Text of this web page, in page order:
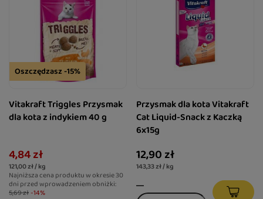
Oszczędzasz -15%
Vitakraft Triggles Przysmak
dla kota z indykiem 40 g
4,84 zł
121,00 zł / kg
Najniższa cena produktu w okresie 30
dni przed wprowadzeniem obniżki:
5,69 zł -14%
Przysmak dla kota Vitakraft
Cat Liquid-Snack z Kaczką
6x15g
12,90 zł
143,33 zł / kg